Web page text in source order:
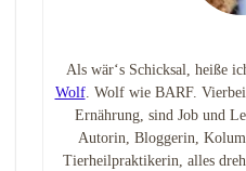
Als wär‘s Schicksal, heiße
Wolf. Wolf wie BARF.
Ernährung, sind Job und
Autorin, Bloggerin,
Tierheilpraktikerin, alles